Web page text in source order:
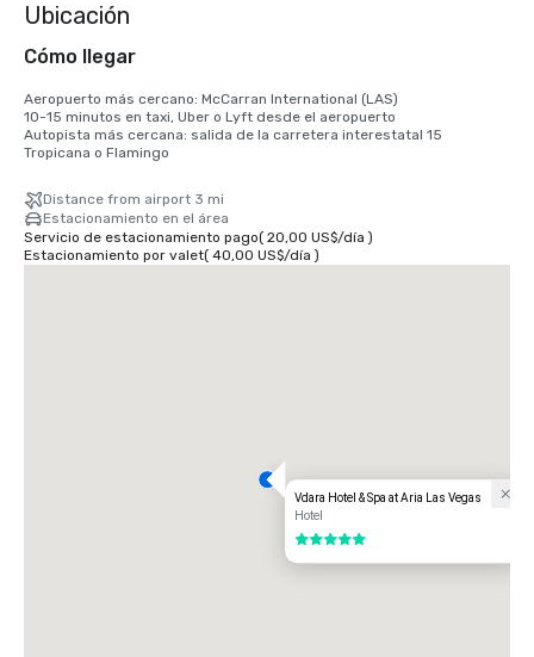
Ubicación
Cómo llegar
Aeropuerto más cercano: McCarran International (LAS)
10-15 minutos en taxi, Uber o Lyft desde el aeropuerto
Autopista más cercana: salida de la carretera interestatal 15
Tropicana o Flamingo
Distance from airport 3 mi
Estacionamiento en el área
Servicio de estacionamiento pago( 20,00 US$/día )
Estacionamiento por valet( 40,00 US$/día )
Vdara Hotel & Spa at Aria Las Vegas
Hotel
5 de 5